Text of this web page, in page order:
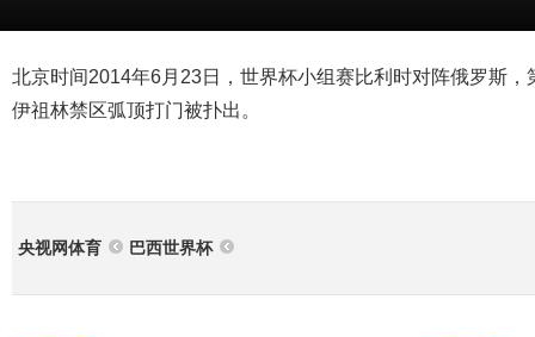
北京时间2014年6月23日，世界杯小组赛比利时对阵俄罗斯
伊祖林禁区弧顶打门被扑出。
央视网体育 巴西世界杯